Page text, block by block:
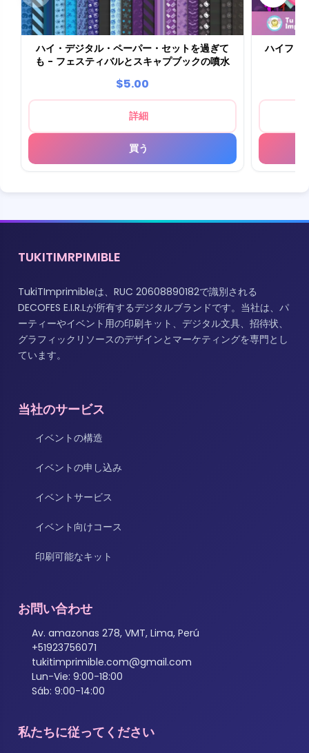
ハイ・デジタル・ペーパー・セットを過ぎて
も - フェスティバルとスキャプブックの噴水
$5.00
詳細
買う
ハイファ
TUKITIMRPIMIBLE
TukiTImprimibleは、RUC 20608890182で識別される
DECOFES E.I.R.Lが所有するデジタルブランドです。当社は、パ
ーティーやイベント用の印刷キット、デジタル文具、招待状、
グラフィックリソースのデザインとマーケティングを専門とし
ています。
当社のサービス
イベントの構造
イベントの申し込み
イベントサービス
イベント向けコース
印刷可能なキット
お問い合わせ
Av. amazonas 278, VMT, Lima, Perú
+51923756071
tukitimprimible.com@gmail.com
Lun-Vie: 9:00-18:00
Sáb: 9:00-14:00
私たちに従ってください